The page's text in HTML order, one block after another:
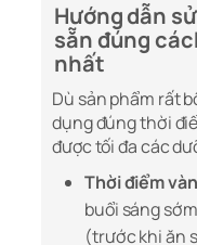
Hướng dẫn
sẵn đúng
nhất
Dù sản phẩm rất
dụng đúng thời
được tối đa các
Thời điểm
buổi sáng
(trước khi ăn